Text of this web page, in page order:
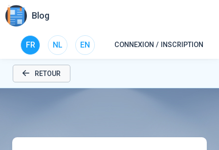
Blog
FR NL EN CONNEXION / INSCRIPTION
RETOUR